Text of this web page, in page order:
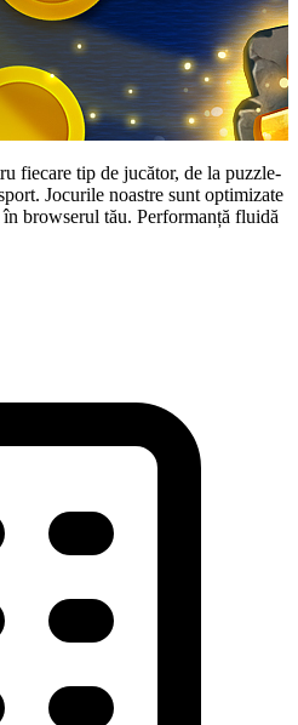
fiecare tip de jucător, de la puzzle-
Jocurile noastre sunt optimizate
browserul tău. Performanță fluidă